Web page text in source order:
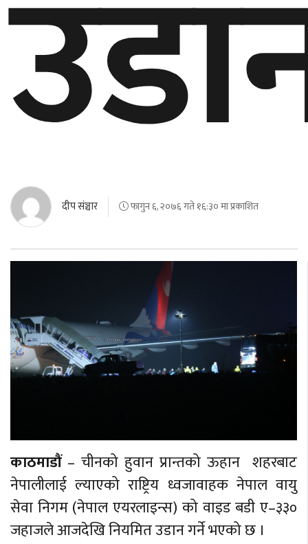
दीप संञ्चार फागुन ६, २०७६ गते १६:३० मा प्रकाशित
काठमाडौं– चीनको हुवान प्रान्तको ऊहान शहरबाट
नेपालीलाई ल्याएको राष्ट्रिय ध्वजावाहक नेपाल वायु
सेवा निगम (नेपाल एयरलाइन्स) को वाइड बडी ए–३३०
जहाजले आजदेखि नियमित उडान गर्ने भएको छ ।